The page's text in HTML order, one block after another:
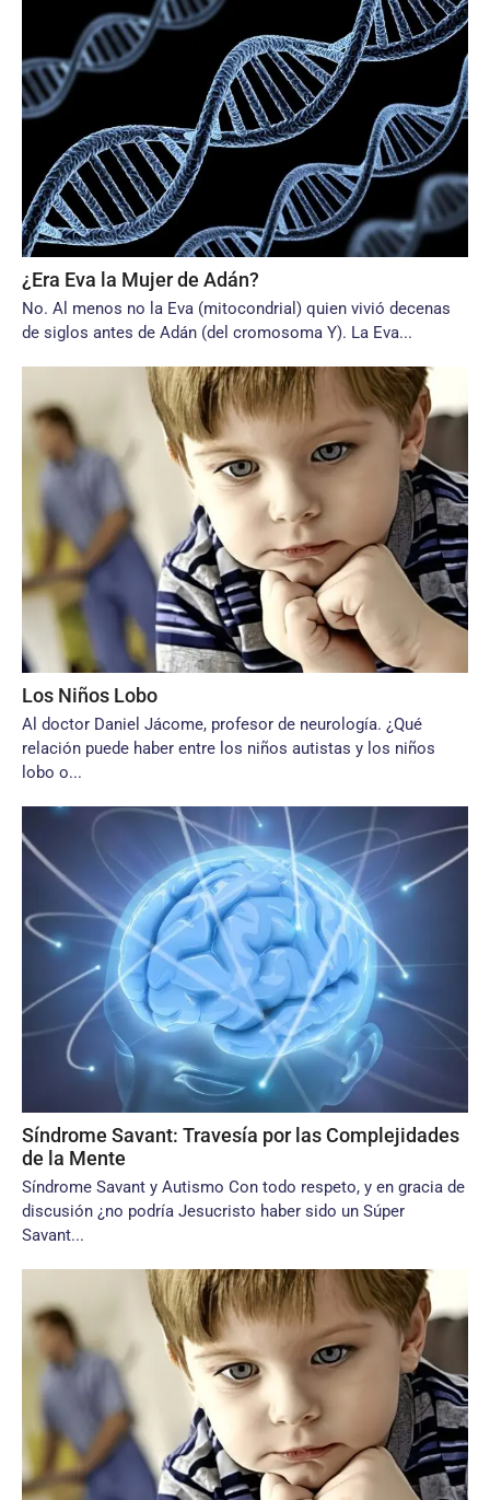
¿Era Eva la Mujer de Adán?
No. Al menos no la Eva (mitocondrial) quien vivió decenas
de siglos antes de Adán (del cromosoma Y). La Eva...
Los Niños Lobo
Al doctor Daniel Jácome, profesor de neurología. ¿Qué
relación puede haber entre los niños autistas y los niños
lobo o...
Síndrome Savant: Travesía por las Complejidades
de la Mente
Síndrome Savant y Autismo Con todo respeto, y en gracia de
discusión ¿no podría Jesucristo haber sido un Súper
Savant...